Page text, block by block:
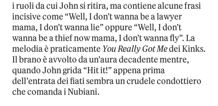
i ruoli da cui John si ritira, ma contiene alcune frasi
incisive come “Well, I don’t wanna be a lawyer
mama, I don’t wanna lie” oppure “Well, I don’t
wanna be a thief now mama, I don’t wanna fly”. La
melodia è praticamente You Really Got Medei Kinks.
Il brano è avvolto da un’aura decadente mentre,
quando John grida “Hit it!” appena prima
dell’entrata dei fiati sembra un crudele condottiero
che comanda i Nubiani.